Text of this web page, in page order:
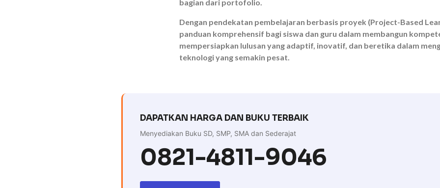
bagian dari portofolio.
Dengan pendekatan pembelajaran berbasis proyek (Project-Based
panduan komprehensif bagi siswa dan guru dalam membangun
mempersiapkan lulusan yang adaptif, inovatif, dan beretika dalam
teknologi yang semakin pesat.
DAPATKAN HARGA DAN BUKU TERBAIK
Menyediakan Buku SD, SMP, SMA dan Sederajat
0821-4811-9046